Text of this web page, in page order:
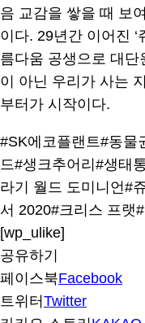
음 교감을 쌓을 때 보
이다. 29년간 이어진
름다움 공생으로 대
이 아닌 우리가 사는
부터가 시작이다.
#SK에코플랜트#동물
드#생크추어리 #생태
라기 월드 도미니언#
서 2020#크리스 프랫
[wp_ulike]
공유하기
페이스북Facebook
트위터 Twitter